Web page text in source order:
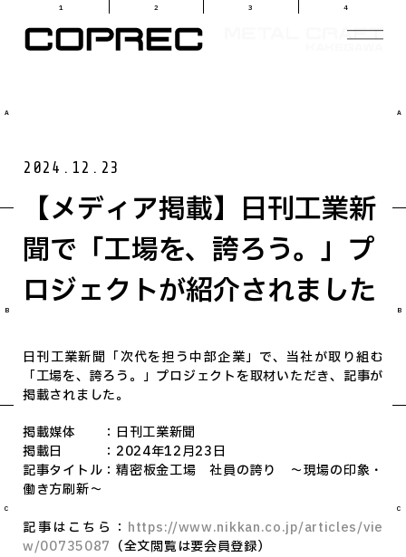
1 2 3 4
A
B
C
A
B
C
働き方
採用 RECRUIT
お知らせ NEWS
企業情報 COMPANY
お問い合せ CONTACT
2024.12.23
【メディア掲載】日刊工業新
聞で「工場を、誇ろう。」プ
ロジェクトが紹介されました
日刊工業新聞「次代を担う中部企業」で、当社が取り組む
「工場を、誇ろう。」プロジェクトを取材いただき、記事が
掲載されました。
掲載媒体 ：日刊工業新聞
掲載日 ：2024年12月23日
記事タイトル：精密板金工場 社員の誇り ～現場の印象・
働き方刷新～
記事はこちら： https://www.nikkan.co.jp/articles/vie
w/00735087 （全文閲覧は要会員登録）